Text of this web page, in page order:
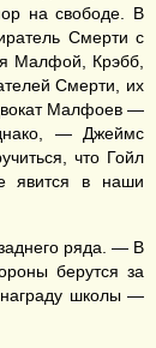
на свободе. В
Смерти с
Малфой, Крэбб,
Смерти, их
Малфоев —
— Джеймс
что Гойл
явится в наши
ряда. — В
берутся за
школы —